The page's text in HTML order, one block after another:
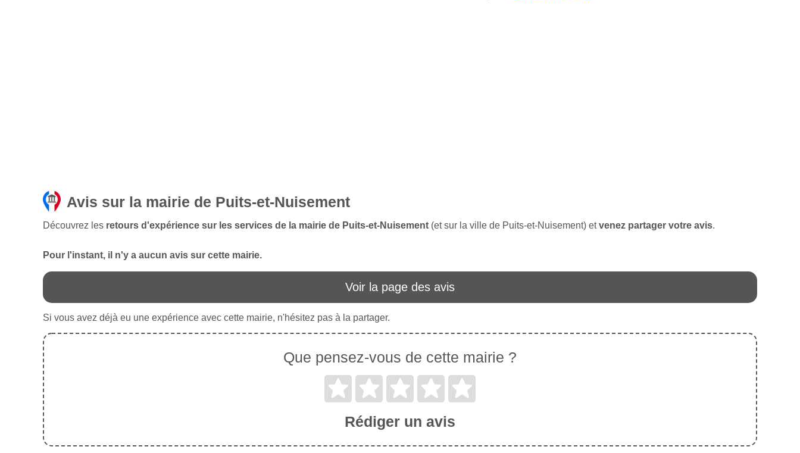
Avis sur la mairie de Puits-et-Nuisement
Découvrez les retours d'expérience sur les services de la mairie de Puits-et-Nuisement (et sur la ville de Puits-et-Nuisement) etvenez partager votre avis.
Pour l'instant, il n'y a aucun avis sur cette mairie.
Voir la page des avis
Si vous avez déjà eu une expérience avec cette mairie, n'hésitez pas à la partager.
Que pensez-vous de cette mairie ?
Rédiger un avis